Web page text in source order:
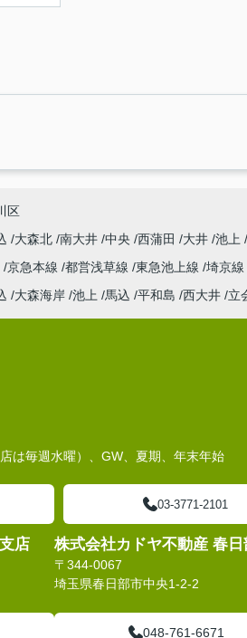
区
大森北 南大井 中央 西蒲田 大井 池上
京急本線 都営浅草線 東急池上線 埼京線
大森海岸 池上 馬込 平和島 西大井 立
は毎週水曜）、GW、夏期、年末年始
03-3771-2101
店 株式会社カドヤ不動産 春
〒344-0067
埼玉県春日部市中央1-2-2
048-761-6671